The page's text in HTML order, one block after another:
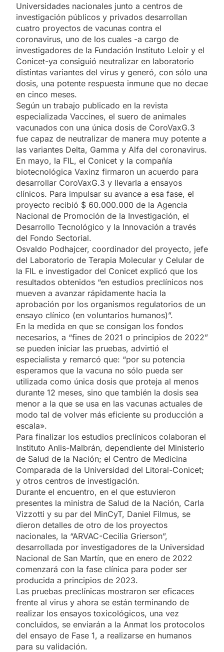
Universidades nacionales junto a centros de
investigación públicos y privados desarrollan
cuatro proyectos de vacunas contra el
coronavirus, uno de los cuales -a cargo de
investigadores de la Fundación Instituto Leloir y el
Conicet-ya consiguió neutralizar en laboratorio
distintas variantes del virus y generó, con sólo una
dosis, una potente respuesta inmune que no decae
en cinco meses.
Según un trabajo publicado en la revista
especializada Vaccines, el suero de animales
vacunados con una única dosis de CoroVaxG.3
fue capaz de neutralizar de manera muy potente a
las variantes Delta, Gamma y Alfa del coronavirus.
En mayo, la FIL, el Conicet y la compañía
biotecnológica Vaxinz firmaron un acuerdo para
desarrollar CoroVaxG.3 y llevarla a ensayos
clínicos. Para impulsar su avance a esa fase, el
proyecto recibió $ 60.000.000 de la Agencia
Nacional de Promoción de la Investigación, el
Desarrollo Tecnológico y la Innovación a través
del Fondo Sectorial.
Osvaldo Podhajcer, coordinador del proyecto, jefe
del Laboratorio de Terapia Molecular y Celular de
la FIL e investigador del Conicet explicó que los
resultados obtenidos “en estudios preclínicos nos
mueven a avanzar rápidamente hacia la
aprobación por los organismos regulatorios de un
ensayo clínico (en voluntarios humanos)”.
En la medida en que se consigan los fondos
necesarios, a “fines de 2021 o principios de 2022”
se pueden iniciar las pruebas, advirtió el
especialista y remarcó que: “por su potencia
esperamos que la vacuna no sólo pueda ser
utilizada como única dosis que proteja al menos
durante 12 meses, sino que también la dosis sea
menor a la que se usa en las vacunas actuales de
modo tal de volver más eficiente su producción a
escala».
Para finalizar los estudios preclínicos colaboran el
Instituto Anlis-Malbrán, dependiente del Ministerio
de Salud de la Nación; el Centro de Medicina
Comparada de la Universidad del Litoral-Conicet;
y otros centros de investigación.
Durante el encuentro, en el que estuvieron
presentes la ministra de Salud de la Nación, Carla
Vizzotti y su par del MinCyT, Daniel Filmus, se
dieron detalles de otro de los proyectos
nacionales, la “ARVAC-Cecilia Grierson”,
desarrollada por investigadores de la Universidad
Nacional de San Martín, que en enero de 2022
comenzará con la fase clínica para poder ser
producida a principios de 2023.
Las pruebas preclínicas mostraron ser eficaces
frente al virus y ahora se están terminando de
realizar los ensayos toxicológicos, una vez
concluidos, se enviarán a la Anmat los protocolos
del ensayo de Fase 1, a realizarse en humanos
para su validación.